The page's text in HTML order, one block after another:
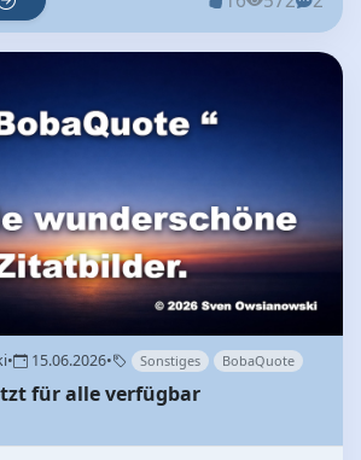
• 15.06.2026• Sonstiges BobaQuote
für alle verfügbar